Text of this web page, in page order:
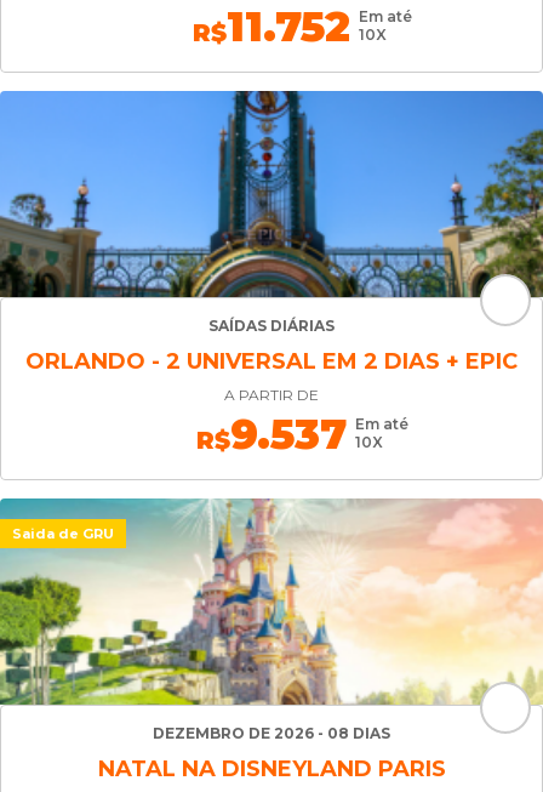
R$11.752 Em até
10X
SAÍDAS DIÁRIAS
ORLANDO - 2 UNIVERSAL EM 2 DIAS + EPIC
A PARTIR DE
R$9.537 Em até
10X
Saida de GRU
DEZEMBRO DE 2026 - 08 DIAS
NATAL NA DISNEYLAND PARIS